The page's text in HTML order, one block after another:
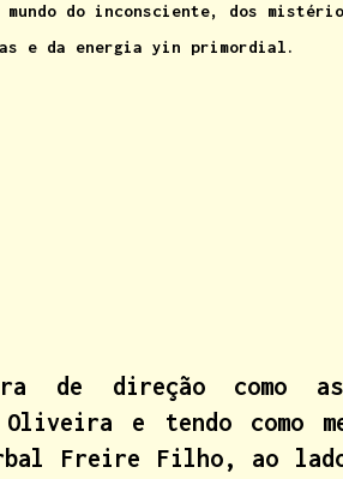
do inconsciente, dos
e da energia yin primordial.
de direção como
Oliveira e tendo como
Freire Filho, ao